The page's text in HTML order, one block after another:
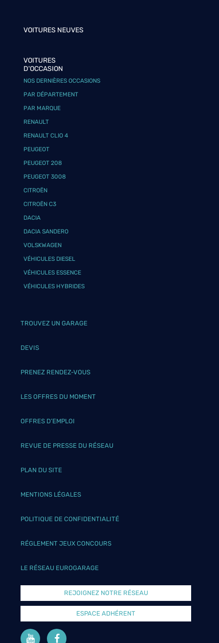
VOITURES NEUVES
VOITURES
D'OCCASION
NOS DERNIÈRES OCCASIONS
PAR DÉPARTEMENT
PAR MARQUE
RENAULT
RENAULT CLIO 4
PEUGEOT
PEUGEOT 208
PEUGEOT 3008
CITROËN
CITROËN C3
DACIA
DACIA SANDERO
VOLSKWAGEN
VÉHICULES DIESEL
VÉHICULES ESSENCE
VÉHICULES HYBRIDES
TROUVEZ UN GARAGE
DEVIS
PRENEZ RENDEZ-VOUS
LES OFFRES DU MOMENT
OFFRES D’EMPLOI
REVUE DE PRESSE DU RÉSEAU
PLAN DU SITE
MENTIONS LÉGALES
POLITIQUE DE CONFIDENTIALITÉ
RÉGLEMENT JEUX CONCOURS
LE RÉSEAU EUROGARAGE
REJOIGNEZ NOTRE RÉSEAU
ESPACE ADHÉRENT